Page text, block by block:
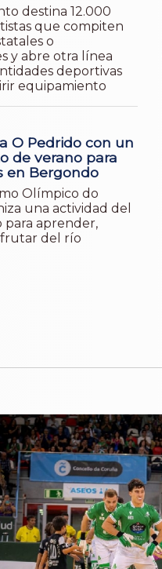
destina 12.000
que compiten
o
y abre otra línea
deportivas
equipamiento
O Pedrido con un
de verano para
en Bergondo
Olímpico do
una actividad del
para aprender,
del río